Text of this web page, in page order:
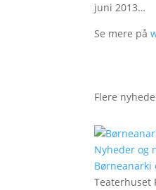
juni 2013…
Se mere på
Flere
Nyheder og
Børneanarki
Teaterhuset